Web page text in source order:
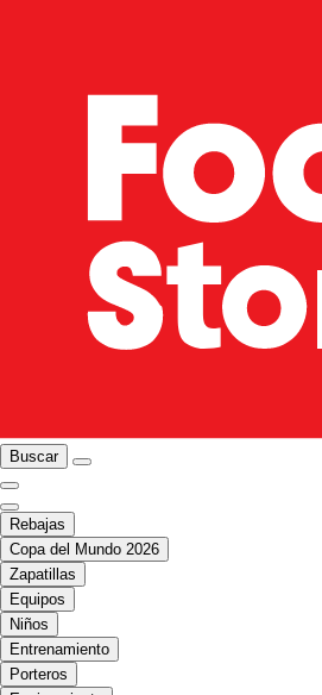
Buscar
Rebajas
Copa del Mundo 2026
Zapatillas
Equipos
Niños
Entrenamiento
Porteros